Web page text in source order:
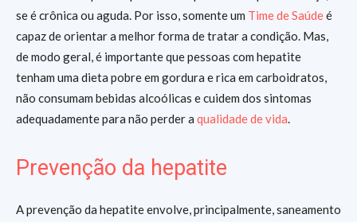
se é crônica ou aguda. Por isso, somente um Time de Saúdeé
capaz de orientar a melhor forma de tratar a condição. Mas,
de modo geral, é importante que pessoas com hepatite
tenham uma dieta pobre em gordura e rica em carboidratos,
não consumam bebidas alcoólicas e cuidem dos sintomas
adequadamente para não perder a qualidade de vida.
Prevenção da hepatite
A prevenção da hepatite envolve, principalmente, saneamento